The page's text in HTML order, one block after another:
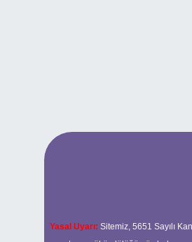
Yasal Uyarı: Sitemiz, 5651 Sayılı